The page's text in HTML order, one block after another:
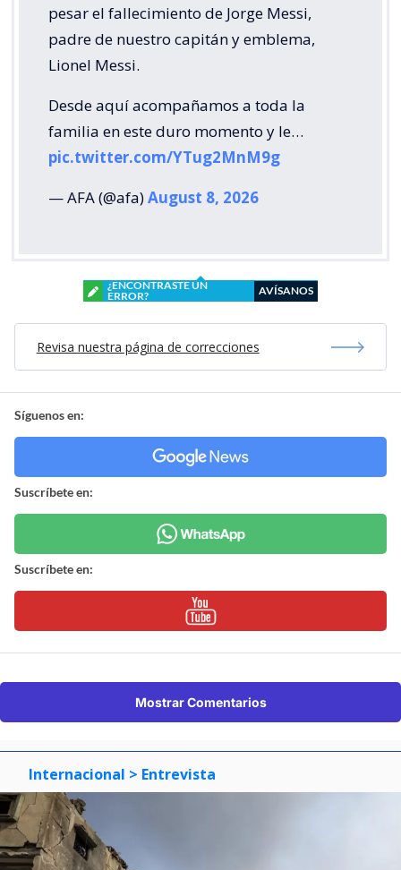
pesar el fallecimiento de Jorge Messi,
padre de nuestro capitán y emblema,
Lionel Messi.
Desde aquí acompañamos a toda la
familia en este duro momento y le…
pic.twitter.com/YTug2MnM9g
— AFA (@afa)August 8, 2026
¿ENCONTRASTE UN
ERROR?
AVÍSANOS
Revisa nuestra página de correcciones
Síguenos en:
Suscríbete en:
Suscríbete en:
Mostrar Comentarios
Internacional > Entrevista